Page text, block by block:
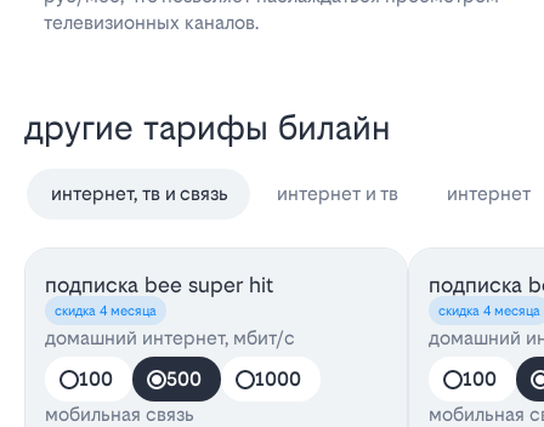
телевизионных каналов.
другие тарифы билайн
интернет, тв и связь интернет и тв интернет
подписка bee super hit
скидка 4 месяца
домашний интернет, мбит/с
100
500
1000
мобильная связь
подписка
скидка 4 месяца
домашний
100
мобильная